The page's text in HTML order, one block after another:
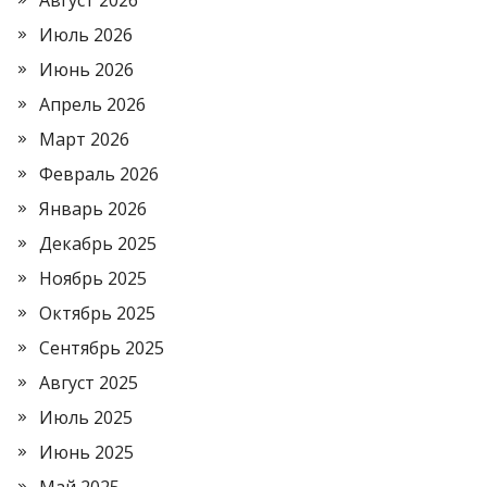
Июль 2026
Июнь 2026
Апрель 2026
Март 2026
Февраль 2026
Январь 2026
Декабрь 2025
Ноябрь 2025
Октябрь 2025
Сентябрь 2025
Август 2025
Июль 2025
Июнь 2025